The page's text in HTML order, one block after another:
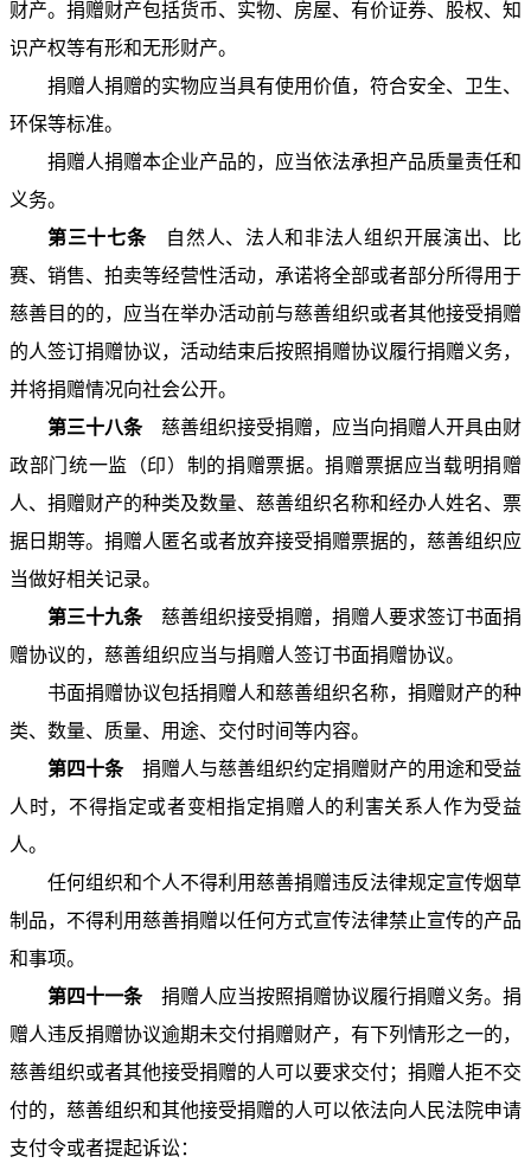
财产。捐赠财产包括货币、实物、房屋、有价证券、股权、知
识产权等有形和无形财产。
捐赠人捐赠的实物应当具有使用价值，符合安全、卫生、
环保等标准。
捐赠人捐赠本企业产品的，应当依法承担产品质量责任和
义务。
第三十七条自然人、法人和非法人组织开展演出、比
赛、销售、拍卖等经营性活动，承诺将全部或者部分所得用于
慈善目的的，应当在举办活动前与慈善组织或者其他接受捐赠
的人签订捐赠协议，活动结束后按照捐赠协议履行捐赠义务，
并将捐赠情况向社会公开。
第三十八条 慈善组织接受捐赠，应当向捐赠人开具由财
政部门统一监（印）制的捐赠票据。捐赠票据应当载明捐赠
人、捐赠财产的种类及数量、慈善组织名称和经办人姓名、票
据日期等。捐赠人匿名或者放弃接受捐赠票据的，慈善组织应
当做好相关记录。
第三十九条慈善组织接受捐赠，捐赠人要求签订书面捐
赠协议的，慈善组织应当与捐赠人签订书面捐赠协议。
书面捐赠协议包括捐赠人和慈善组织名称，捐赠财产的种
类、数量、质量、用途、交付时间等内容。
第四十条捐赠人与慈善组织约定捐赠财产的用途和受益
人时，不得指定或者变相指定捐赠人的利害关系人作为受益
人。
任何组织和个人不得利用慈善捐赠违反法律规定宣传烟草
制品，不得利用慈善捐赠以任何方式宣传法律禁止宣传的产品
和事项。
第四十一条捐赠人应当按照捐赠协议履行捐赠义务。捐
赠人违反捐赠协议逾期未交付捐赠财产，有下列情形之一的，
慈善组织或者其他接受捐赠的人可以要求交付；捐赠人拒不交
付的，慈善组织和其他接受捐赠的人可以依法向人民法院申请
支付令或者提起诉讼：